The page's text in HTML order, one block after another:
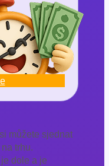
můžete sjednat
trhu.
dole a je